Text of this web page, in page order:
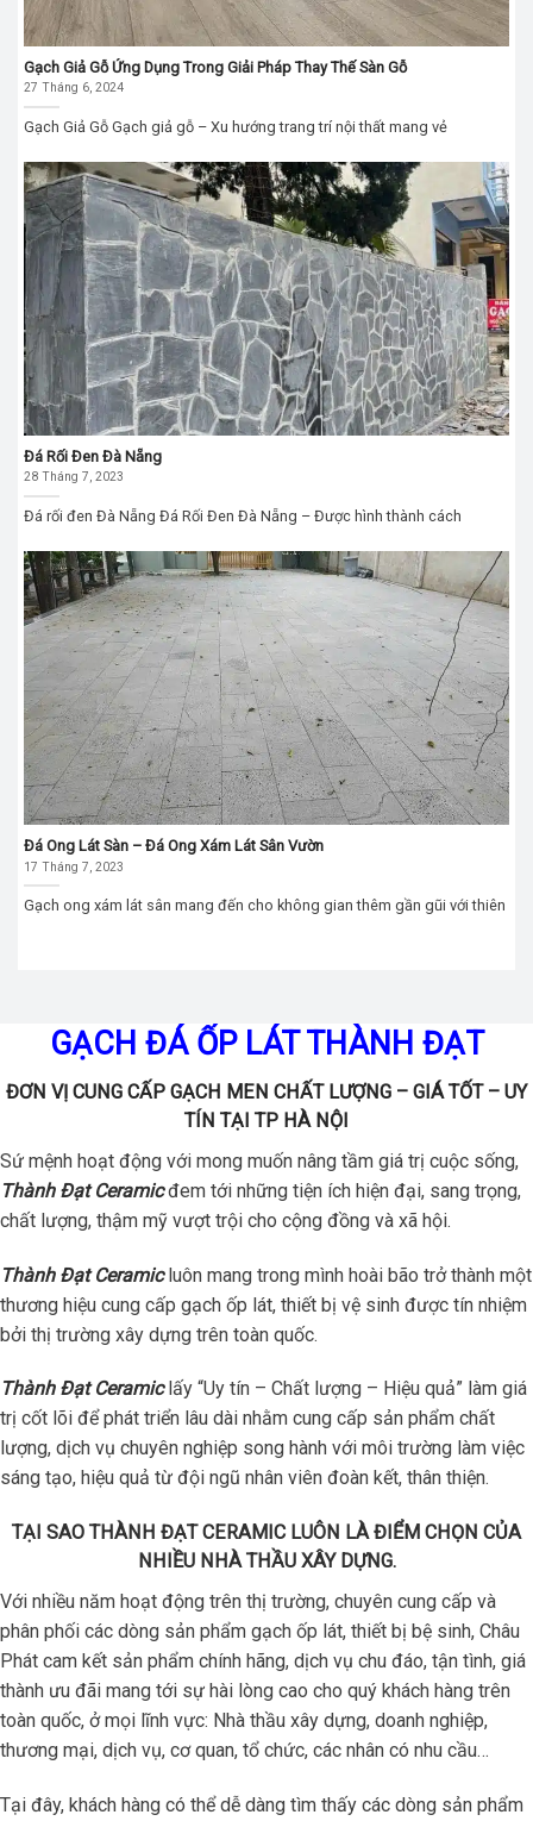
Gạch Giả Gỗ Ứng Dụng Trong Giải Pháp Thay Thế Sàn Gỗ
27 Tháng 6, 2024
Gạch Giả Gỗ Gạch giả gỗ – Xu hướng trang trí nội thất mang vẻ
Đá Rối Đen Đà Nẵng
28 Tháng 7, 2023
Đá rối đen Đà Nẵng Đá Rối Đen Đà Nẵng – Được hình thành cách
Đá Ong Lát Sàn – Đá Ong Xám Lát Sân Vườn
17 Tháng 7, 2023
Gạch ong xám lát sân mang đến cho không gian thêm gần gũi với thiên
GẠCH ĐÁ ỐP LÁT THÀNH ĐẠT
ĐƠN VỊ CUNG CẤP GẠCH MEN CHẤT LƯỢNG – GIÁ TỐT – UY
TÍN TẠI TP HÀ NỘI
Sứ mệnh hoạt động với mong muốn nâng tầm giá trị cuộc sống,
Thành Đạt Ceramicđem tới những tiện ích hiện đại, sang trọng,
chất lượng, thậm mỹ vượt trội cho cộng đồng và xã hội.
Thành Đạt Ceramicluôn mang trong mình hoài bão trở thành một
thương hiệu cung cấp gạch ốp lát, thiết bị vệ sinh được tín nhiệm
bởi thị trường xây dựng trên toàn quốc.
Thành Đạt Ceramiclấy “Uy tín – Chất lượng – Hiệu quả” làm giá
trị cốt lõi để phát triển lâu dài nhằm cung cấp sản phẩm chất
lượng, dịch vụ chuyên nghiệp song hành với môi trường làm việc
sáng tạo, hiệu quả từ đội ngũ nhân viên đoàn kết, thân thiện.
TẠI SAO THÀNH ĐẠT CERAMIC LUÔN LÀ ĐIỂM CHỌN CỦA
NHIỀU NHÀ THẦU XÂY DỰNG.
Với nhiều năm hoạt động trên thị trường, chuyên cung cấp và
phân phối các dòng sản phẩm gạch ốp lát, thiết bị bệ sinh, Châu
Phát cam kết sản phẩm chính hãng, dịch vụ chu đáo, tận tình, giá
thành ưu đãi mang tới sự hài lòng cao cho quý khách hàng trên
toàn quốc, ở mọi lĩnh vực: Nhà thầu xây dựng, doanh nghiệp,
thương mại, dịch vụ, cơ quan, tổ chức, các nhân có nhu cầu…
Tại đây, khách hàng có thể dễ dàng tìm thấy các dòng sản phẩm